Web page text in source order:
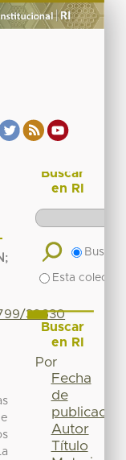
;
39630
Buscar
en RI
Buscar
Esta
Buscar
en RI
Por
Fecha
de
publicación
Autor
Título